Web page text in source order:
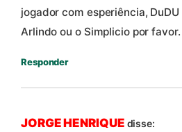
jogador com esperiência,
Arlindo ou o Simplicio por favor.
Responder
JORGE HENRIQUE disse: